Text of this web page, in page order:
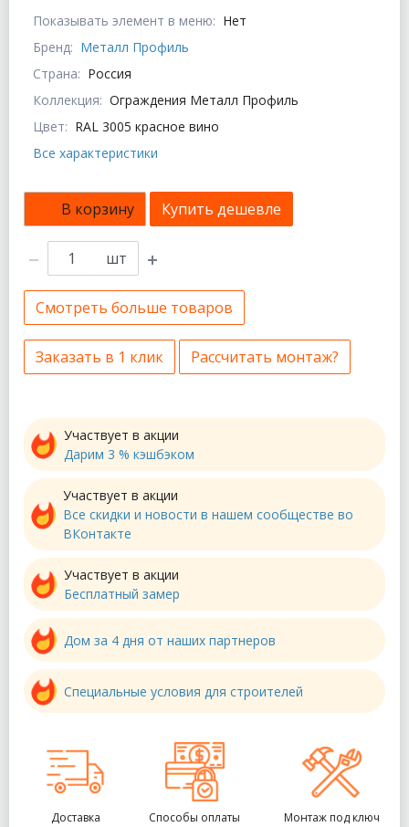
Показывать элемент в меню: Нет
Бренд: Металл Профиль
Страна: Россия
Коллекция: Ограждения Металл Профиль
Цвет: RAL 3005 красное вино
Все характеристики
В корзину Купить дешевле
шт
Смотреть больше товаров
Заказать в 1 клик Рассчитать монтаж?
Участвует в акции
Дарим 3 % кэшбэком
Участвует в акции
Все скидки и новости в нашем сообществе во
ВКонтакте
Участвует в акции
Бесплатный замер
Дом за 4 дня от наших партнеров
Специальные условия для строителей
Доставка Способы оплаты Монтаж под ключ